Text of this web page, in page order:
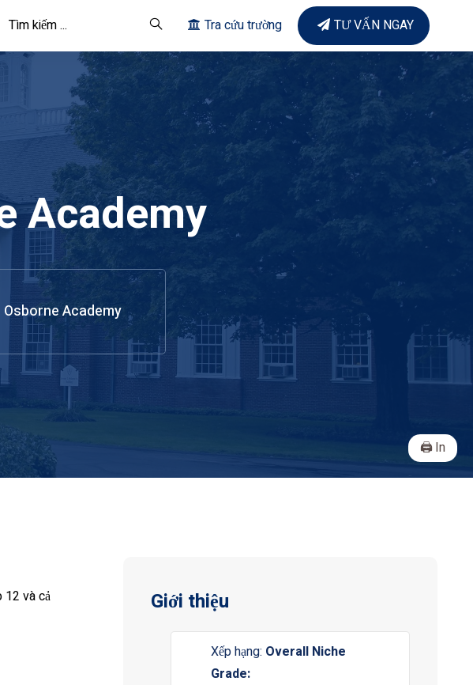
Tra cứu trường TƯ VẤN NGAY
Academy
Academy
In
12 và cả
Giới thiệu
Xếp hạng: Overall Niche
Grade: